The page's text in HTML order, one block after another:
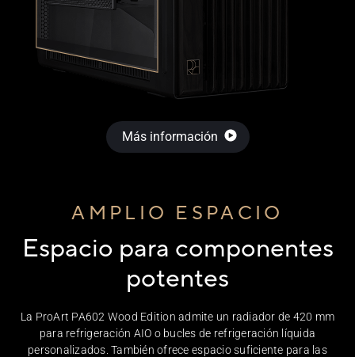
Más información
AMPLIO ESPACIO
Espacio para componentes
potentes
La ProArt PA602 Wood Edition admite un radiador de 420 mm
para refrigeración AIO o bucles de refrigeración líquida
personalizados. También ofrece espacio suficiente para las